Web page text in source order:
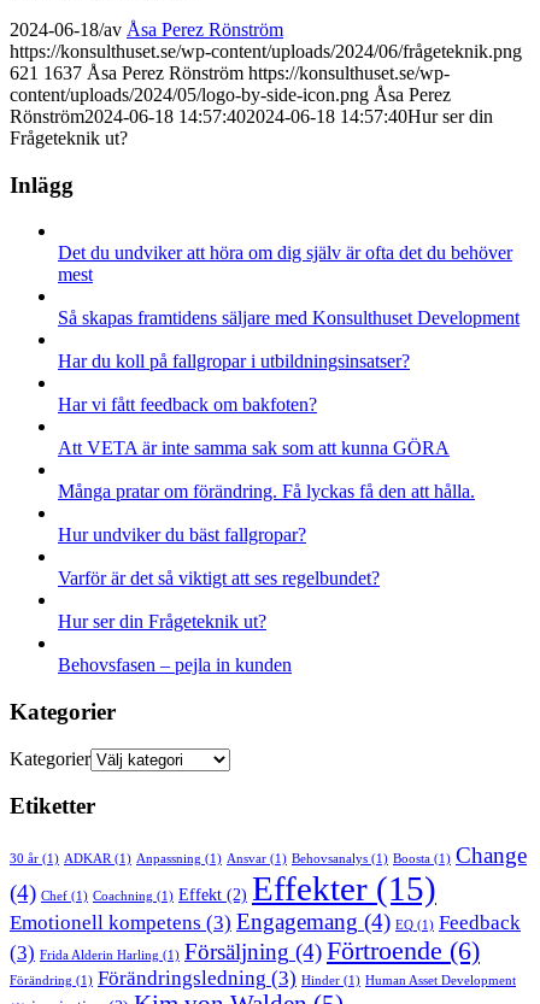
2024-06-18/av Åsa Perez Rönström
https://konsulthuset.se/wp-content/uploads/2024/06/frågeteknik.png
621 1637 Åsa Perez Rönström https://konsulthuset.se/wp-
content/uploads/2024/05/logo-by-side-icon.png Åsa Perez
Rönström2024-06-18 14:57:402024-06-18 14:57:40Hur ser din
Frågeteknik ut?
Inlägg
Det du undviker att höra om dig själv är ofta det du behöver
mest
Så skapas framtidens säljare med Konsulthuset Development
Har du koll på fallgropar i utbildningsinsatser?
Har vi fått feedback om bakfoten?
Att VETA är inte samma sak som att kunna GÖRA
Många pratar om förändring. Få lyckas få den att hålla.
Hur undviker du bäst fallgropar?
Varför är det så viktigt att ses regelbundet?
Hur ser din Frågeteknik ut?
Behovsfasen – pejla in kunden
Kategorier
Kategorier
Etiketter
30 år (1) ADKAR (1) Anpassning (1) Ansvar (1) Behovsanalys (1) Boosta (1) Change
(4) Chef (1) Coachning (1) Effekt (2) Effekter (15)
Emotionell kompetens (3) Engagemang (4) EQ (1) Feedback
(3) Frida Alderin Harling (1) Försäljning (4)Förtroende (6)
Förändring (1) Förändringsledning (3) Hinder (1) Human Asset Development